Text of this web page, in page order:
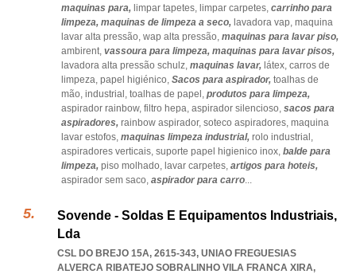
maquinas para, limpar tapetes, limpar carpetes, carrinho para
limpeza, maquinas de limpeza a seco, lavadora vap, maquina
lavar alta pressão, wap alta pressão, maquinas para lavar piso,
ambirent, vassoura para limpeza, maquinas para lavar pisos,
lavadora alta pressão schulz, maquinas lavar, látex, carros de
limpeza, papel higiénico, Sacos para aspirador, toalhas de
mão, industrial, toalhas de papel, produtos para limpeza,
aspirador rainbow, filtro hepa, aspirador silencioso, sacos para
aspiradores, rainbow aspirador, soteco aspiradores, maquina
lavar estofos, maquinas limpeza industrial, rolo industrial,
aspiradores verticais, suporte papel higienico inox, balde para
limpeza, piso molhado, lavar carpetes, artigos para hoteis,
aspirador sem saco, aspirador para carro...
Sovende - Soldas E Equipamentos Industriais,
Lda
CSL DO BREJO 15A, 2615-343, UNIAO FREGUESIAS
ALVERCA RIBATEJO SOBRALINHO VILA FRANCA XIRA,